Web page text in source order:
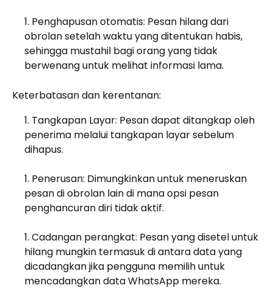
Penghapusan otomatis: Pesan hilang dari
obrolan setelah waktu yang ditentukan habis,
sehingga mustahil bagi orang yang tidak
berwenang untuk melihat informasi lama.
Keterbatasan dan kerentanan:
Tangkapan Layar: Pesan dapat ditangkap oleh
penerima melalui tangkapan layar sebelum
dihapus.
Penerusan: Dimungkinkan untuk meneruskan
pesan di obrolan lain di mana opsi pesan
penghancuran diri tidak aktif.
Cadangan perangkat: Pesan yang disetel untuk
hilang mungkin termasuk di antara data yang
dicadangkan jika pengguna memilih untuk
mencadangkan data WhatsApp mereka.